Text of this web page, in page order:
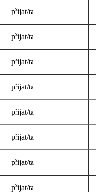
přijat/ta
přijat/ta
přijat/ta
přijat/ta
přijat/ta
přijat/ta
přijat/ta
přijat/ta